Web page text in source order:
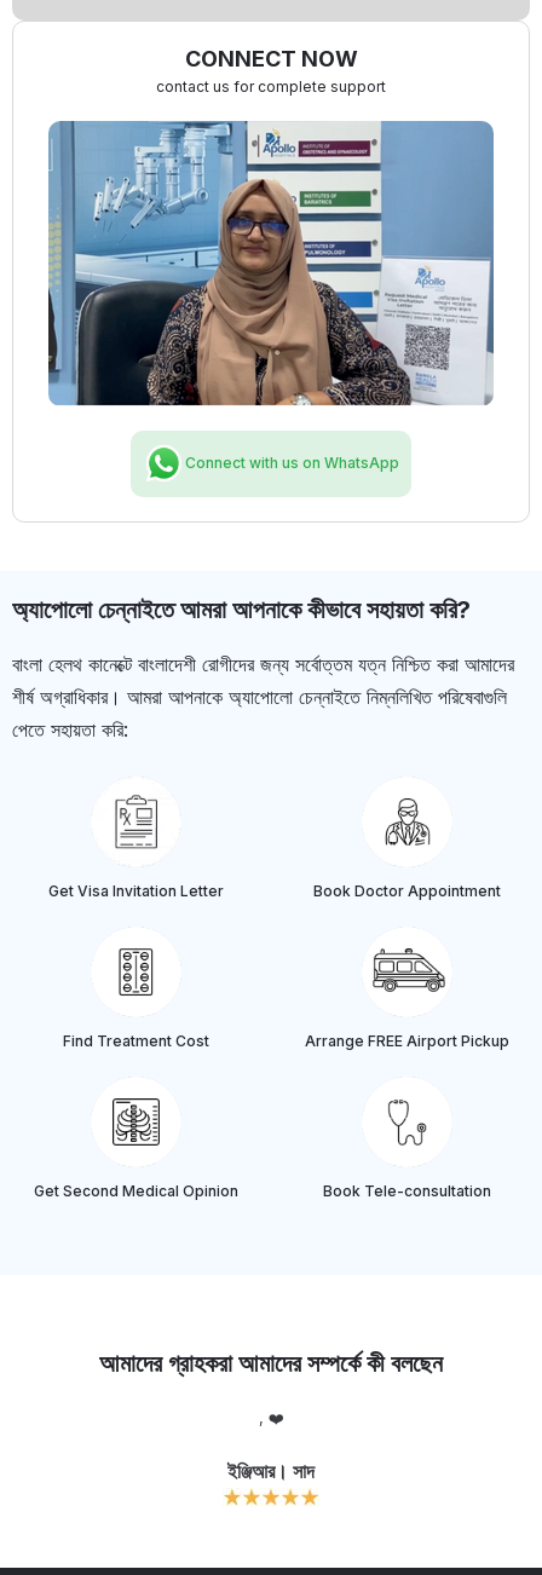
CONNECT NOW
contact us for complete support
Connect with us on WhatsApp
অ্যাপোলো চেন্নাইতে আমরা আপনাকে কীভাবে সহায়তা করি?
বাংলা হেলথ কানেক্টে বাংলাদেশী রোগীদের জন্য সর্বোত্তম যত্ন নিশ্চিত করা আমাদের
শীর্ষ অগ্রাধিকার। আমরা আপনাকে অ্যাপোলো চেন্নাইতে নিম্নলিখিত পরিষেবাগুলি
পেতে সহায়তা করি:
Get Visa Invitation Letter Book Doctor Appointment
Find Treatment Cost Arrange FREE Airport Pickup
Get Second Medical Opinion Book Tele-consultation
আমাদের গ্রাহকরা আমাদের সম্পর্কে কী বলছেন
ইঞ্জিআর। সাদ